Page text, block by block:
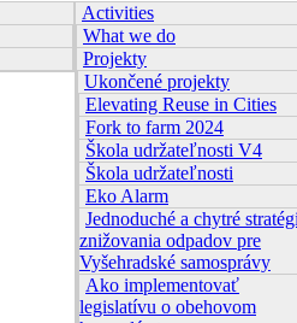
Activities
What we do
Projekty
Ukončené projekty
Elevating Reuse in Cities
Fork to farm 2024
Škola udržateľnosti V4
Škola udržateľnosti
Eko Alarm
Jednoduché a chytré
znižovania odpadov pre
Vyšehradské samosprávy
Ako implementovať
legislatívu o obehovom